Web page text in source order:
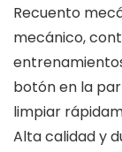
Recuento
mecánico,
botón en la
limpiar
Alta calidad y